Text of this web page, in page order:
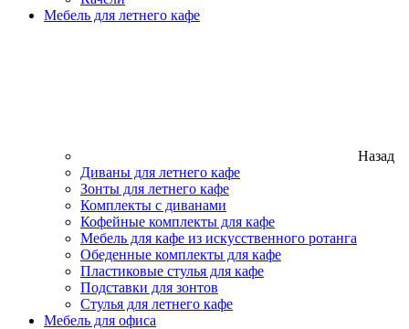
Мебель для летнего кафе
Назад
Диваны для летнего кафе
Зонты для летнего кафе
Комплекты с диванами
Кофейные комплекты для кафе
Мебель для кафе из искусственного ротанга
Обеденные комплекты для кафе
Пластиковые стулья для кафе
Подставки для зонтов
Стулья для летнего кафе
Мебель для офиса